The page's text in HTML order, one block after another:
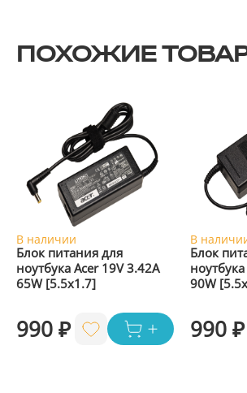
ПОХОЖИЕ
В наличии
Блок питания для
ноутбука Acer 19V 3.42A
65W [5.5x1.7]
990 ₽
В
Блок
90W
990 ₽